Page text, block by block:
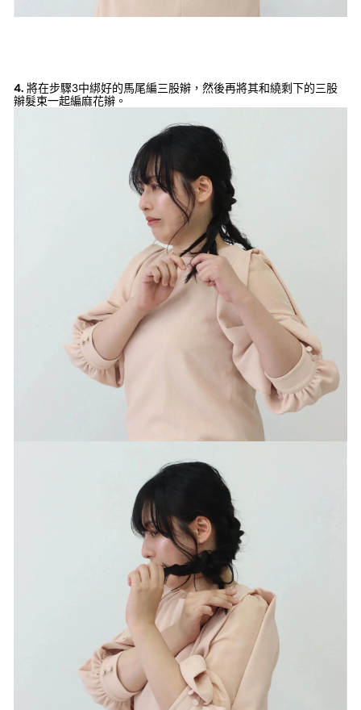
4. 將在步驟3中綁好的馬尾編三股辮，然後再將其和繞剩下的三股
辮髮束一起編麻花辮。